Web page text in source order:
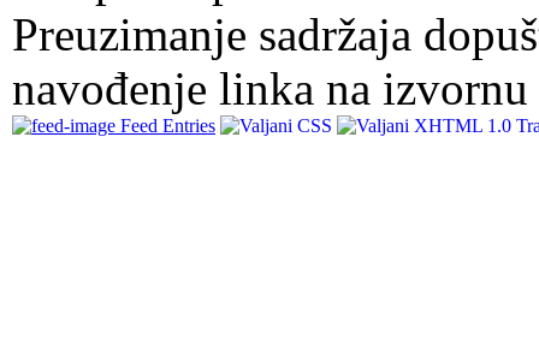
Preuzimanje sadržaja
navođenje linka na izvornu
Feed Entries